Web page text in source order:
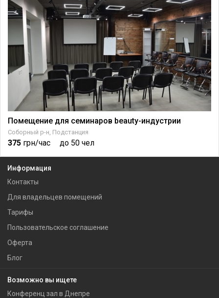
Помещение для семинаров beauty-индустрии
Соборный р-н, Подстанция
375 грн/час до 50 чел
Информация
Контакты
Для владельцев помещений
Тарифы
Пользовательское соглашение
Оферта
Блог
Возможно вы ищете
Конференц зал в Днепре